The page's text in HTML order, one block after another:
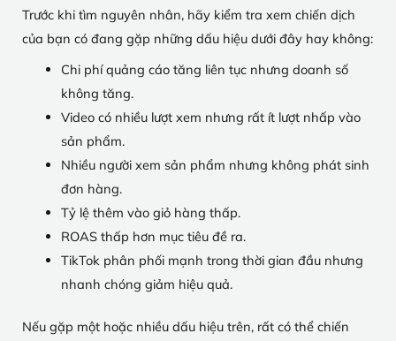
Trước khi tìm nguyên nhân, hãy kiểm tra xem chiến dịch
của bạn có đang gặp những dấu hiệu dưới đây hay không:
Chi phí quảng cáo tăng liên tục nhưng doanh số
không tăng.
Video có nhiều lượt xem nhưng rất ít lượt nhấp vào
sản phẩm.
Nhiều người xem sản phẩm nhưng không phát sinh
đơn hàng.
Tỷ lệ thêm vào giỏ hàng thấp.
ROAS thấp hơn mục tiêu đề ra.
TikTok phân phối mạnh trong thời gian đầu nhưng
nhanh chóng giảm hiệu quả.
Nếu gặp một hoặc nhiều dấu hiệu trên, rất có thể chiến